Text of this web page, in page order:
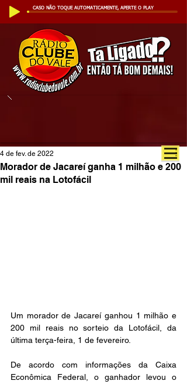
CASO NÃO TOQUE AUTOMATICAMENTE, APERTE O PLAY
Morador de Jacareí ganha 1 milhão e 200
mil reais na Lotofácil
4 de fev. de 2022
Um morador de Jacareí ganhou 1 milhão e
200 mil reais no sorteio da Lotofácil, da
última terça-feira, 1 de fevereiro.
De acordo com informações da Caixa
Econômica Federal, o ganhador levou o